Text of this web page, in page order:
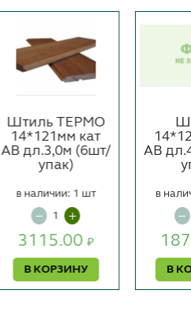
Штиль ТЕРМО
14*121мм кат
АВ дл.3,0м (6шт/
упак)
3115.00₽
В КОРЗИНУ
в наличии: 1 шт
АВ
В
в